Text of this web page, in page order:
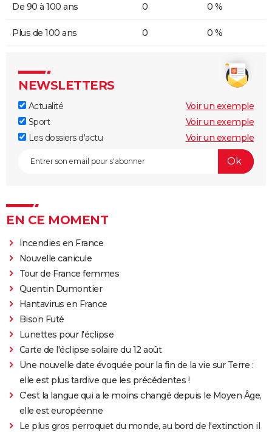
De 90 à 100 ans 0 0 %
Plus de 100 ans 0 0 %
NEWSLETTERS
Actualité
Voir un exemple
Sport
Voir un exemple
Les dossiers d'actu
Voir un exemple
EN CE MOMENT
Incendies en France
Nouvelle canicule
Tour de France femmes
Quentin Dumontier
Hantavirus en France
Bison Futé
Lunettes pour l'éclipse
Carte de l'éclipse solaire du 12 août
Une nouvelle date évoquée pour la fin de la vie sur Terre :
elle est plus tardive que les précédentes !
C'est la langue qui a le moins changé depuis le Moyen Âge,
elle est européenne
Le plus gros perroquet du monde, au bord de l'extinction il